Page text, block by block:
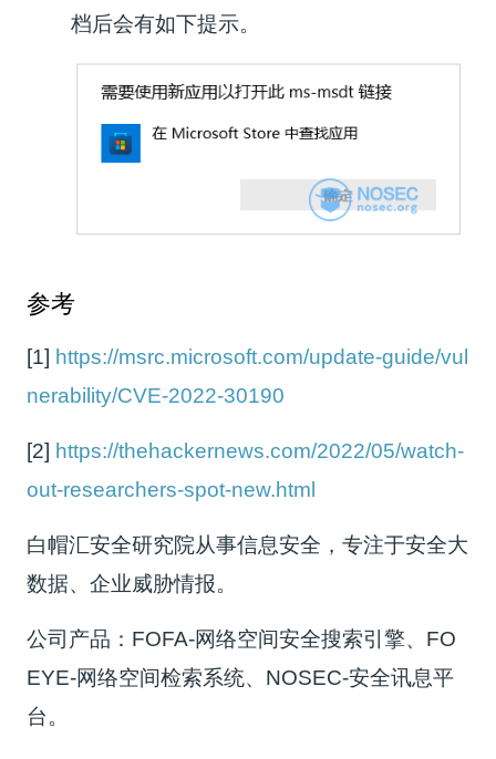
档后会有如下提示。
参考
[1] https://msrc.microsoft.com/update-guide/vul
nerability/CVE-2022-30190
[2] https://thehackernews.com/2022/05/watch-
out-researchers-spot-new.html
白帽汇安全研究院从事信息安全，专注于安全大
数据、企业威胁情报。
公司产品：FOFA-网络空间安全搜索引擎、FO
EYE-网络空间检索系统、NOSEC-安全讯息平
台。